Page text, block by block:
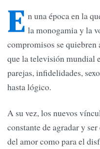
E n una época en la
la monogamia y la
compromisos se
que la televisión mundial
parejas, infidelidades,
hasta lógico.
A su vez, los nuevos
constante de agradar y
del amor como para el